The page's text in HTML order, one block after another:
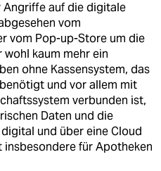
auf die digitale
vom
vom Pop-up-Store um die
wohl kaum mehr ein
ohne Kassensystem, das
und vor allem mit
verbunden ist,
Daten und die
und über eine Cloud
für Apotheken